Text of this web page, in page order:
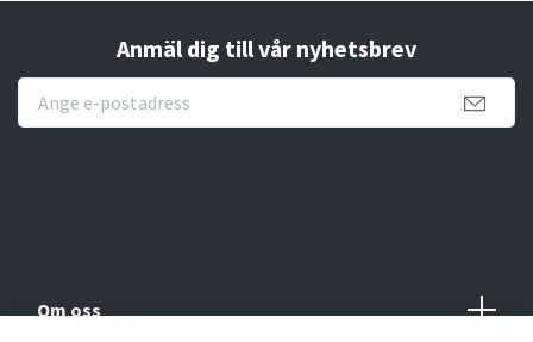
Anmäl dig till vår nyhetsbrev
Om oss